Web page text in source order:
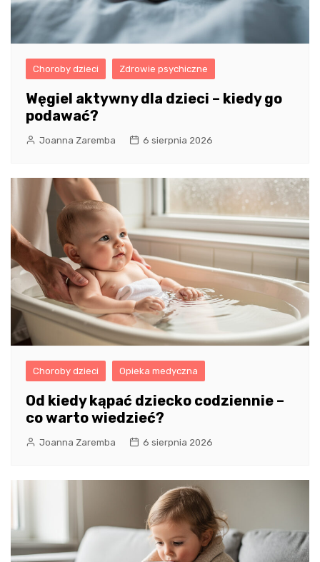
Choroby dzieci Zdrowie psychiczne
Węgiel aktywny dla dzieci – kiedy go
podawać?
Joanna Zaremba 6 sierpnia 2026
Choroby dzieci Opieka medyczna
Od kiedy kąpać dziecko codziennie –
co warto wiedzieć?
Joanna Zaremba 6 sierpnia 2026